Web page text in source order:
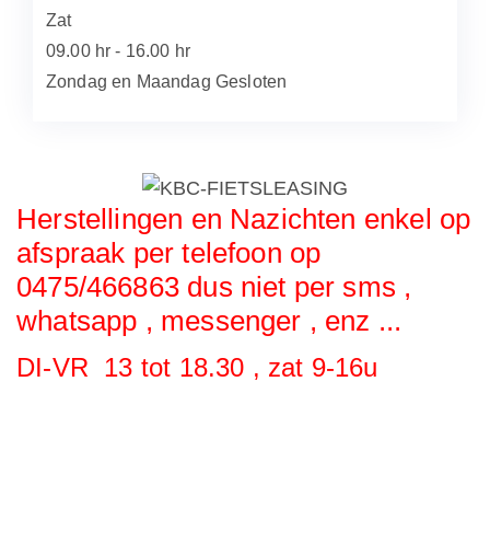
Zat
09.00 hr - 16.00 hr
Zondag en Maandag Gesloten
Herstellingen en Nazichten enkel op
afspraak per telefoon op
0475/466863 dus niet per sms ,
whatsapp , messenger , enz ...
DI-VR 13 tot 18.30 , zat 9-16u